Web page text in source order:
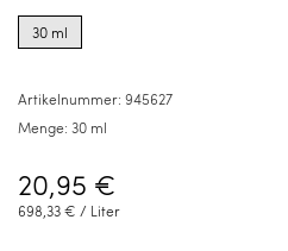
options
for30 ml
Artikelnummer: 945627
Menge: 30 ml
20,95 €
698,33 € / Liter